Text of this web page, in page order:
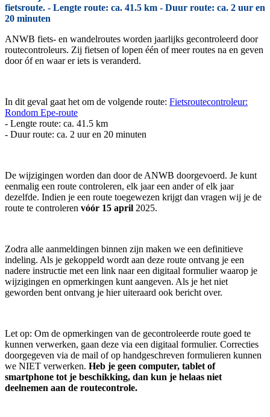
fietsroute. - Lengte route: ca. 41.5 km - Duur route: ca. 2 uur en
20 minuten
ANWB fiets- en wandelroutes worden jaarlijks gecontroleerd door
routecontroleurs. Zij fietsen of lopen één of meer routes na en geven
door óf en waar er iets is veranderd.
In dit geval gaat het om de volgende route: Fietsroutecontroleur:
Rondom Epe-route
- Lengte route: ca. 41.5 km
- Duur route: ca. 2 uur en 20 minuten
De wijzigingen worden dan door de ANWB doorgevoerd. Je kunt
eenmalig een route controleren, elk jaar een ander of elk jaar
dezelfde. Indien je een route toegewezen krijgt dan vragen wij je de
route te controleren vóór 15 april 2025.
Zodra alle aanmeldingen binnen zijn maken we een definitieve
indeling. Als je gekoppeld wordt aan deze route ontvang je een
nadere instructie met een link naar een digitaal formulier waarop je
wijzigingen en opmerkingen kunt aangeven. Als je het niet
geworden bent ontvang je hier uiteraard ook bericht over.
Let op: Om de opmerkingen van de gecontroleerde route goed te
kunnen verwerken, gaan deze via een digitaal formulier. Correcties
doorgegeven via de mail of op handgeschreven formulieren kunnen
we NIET verwerken. Heb je geen computer, tablet of
smartphone tot je beschikking, dan kun je helaas niet
deelnemen aan de routecontrole.